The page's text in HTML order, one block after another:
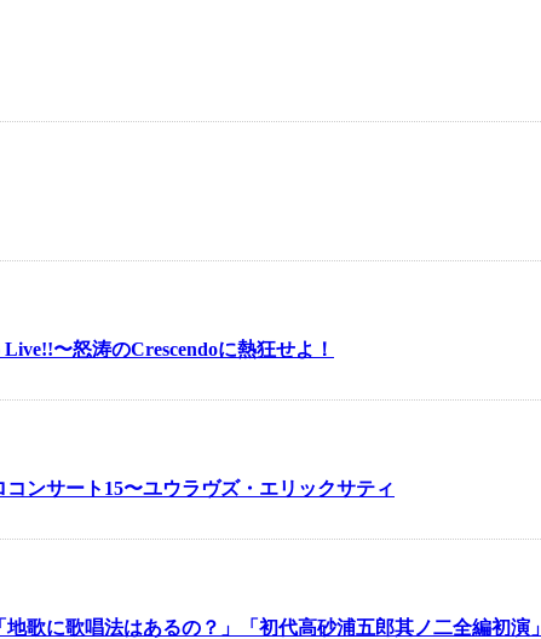
Live!!〜怒涛のCrescendoに熱狂せよ！
コンサート15〜ユウラヴズ・エリックサティ
歌に歌唱法はあるの？」「初代高砂浦五郎其ノ二全編初演」